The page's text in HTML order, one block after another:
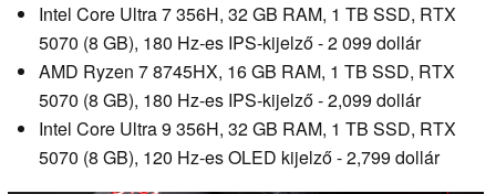
Intel Core Ultra 7 356H, 32 GB RAM, 1 TB SSD, RTX
5070 (8 GB), 180 Hz-es IPS-kijelző - 2 099 dollár
AMD Ryzen 7 8745HX, 16 GB RAM, 1 TB SSD, RTX
5070 (8 GB), 180 Hz-es IPS-kijelző - 2,099 dollár
Intel Core Ultra 9 356H, 32 GB RAM, 1 TB SSD, RTX
5070 (8 GB), 120 Hz-es OLED kijelző - 2,799 dollár